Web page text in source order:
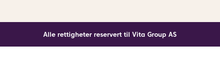
Alle rettigheter reservert til Vita Group AS